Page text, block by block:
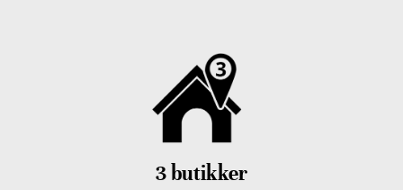
3 butikker